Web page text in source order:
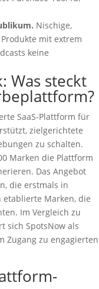
Nischige,
mit extrem
keine
Was steckt
SaaS-Plattform für
zielgerichtete
zu schalten.
Marken die Plattform
Das Angebot
die erstmals in
etablierte Marken, die
Im Vergleich zu
sich SpotsNow als
Zugang zu engagierten